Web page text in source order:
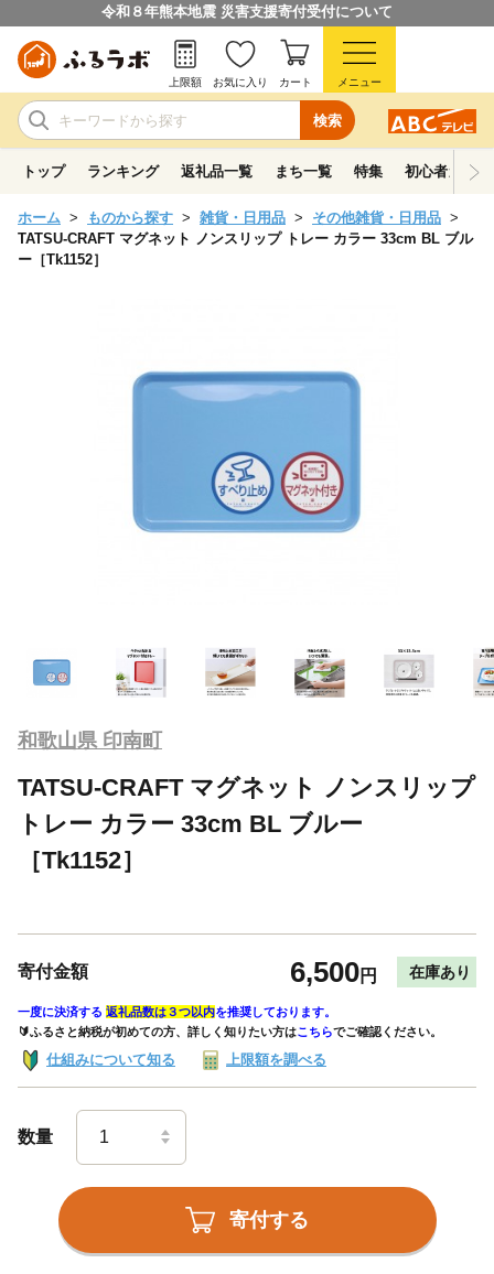
令和８年熊本地震 災害支援寄付受付について
検索
上限額 お気に入り カート メニュー
トップ ランキング 返礼品一覧 まち一覧 特集 初心者ガイド
ホーム ものから探す 雑貨・日用品
その他雑貨・日用品
TATSU-CRAFT マグネット ノンスリップ トレー カラー 33cm BL ブル
ー［Tk1152］
和歌山県 印南町
TATSU-CRAFT マグネット ノンスリップ
トレー カラー 33cm BL ブルー
［Tk1152］
寄付金額 6,500円 在庫あり
一度に決済する 返礼品数は３つ以内を推奨しております。
🔰ふるさと納税が初めての方、詳しく知りたい方はこちらでご確認ください。
仕組みについて知る 上限額を調べる
数量
寄付する